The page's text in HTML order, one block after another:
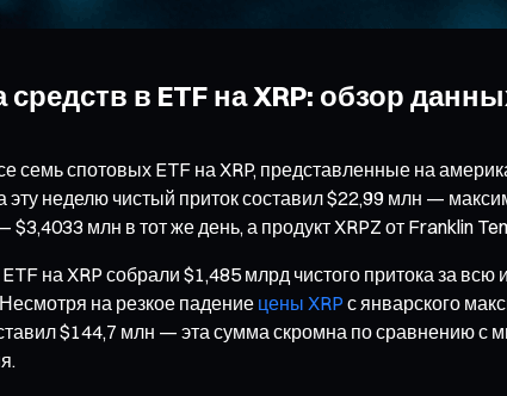
в ETF на XRP: обзор
семь спотовых ETF на XRP, представленные на
неделю чистый приток составил $22,99 млн —
млн в тот же день, а продукт XRPZ от Franklin
на XRP собрали $1,485 млрд чистого притока за
на резкое падение цены XRP с январского
$144,7 млн — эта сумма скромна по сравнению с